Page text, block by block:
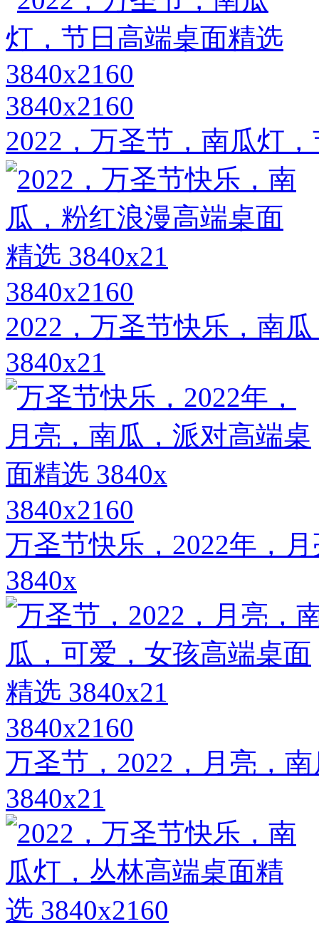
3840x2160
2022，万圣节，南瓜灯
3840x2160
2022，万圣节快乐，南
3840x21
3840x2160
万圣节快乐，2022年，
3840x
3840x2160
万圣节，2022，月亮，
3840x21